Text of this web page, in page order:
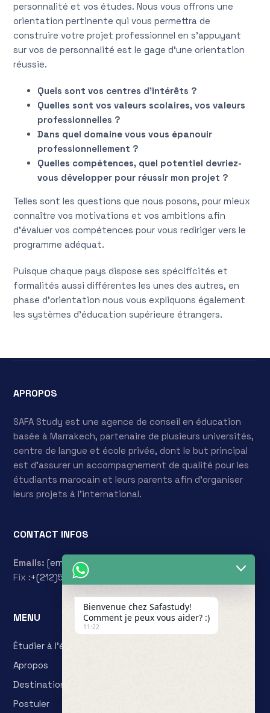
personnalité et vos études. Nous vous offrons une
orientation pertinente qui vous permettra de
construire votre projet professionnel en s’appuyant
sur vos de personnalité est le gage d’une orientation
réussie.
Quels sont vos centres d’intérêts ?
Quelles sont vos valeurs scolaires, vos valeurs
professionnelles ?
Dans quel domaine vous vous épanouir
professionnellement ?
Quelles compétences, quel potentiel devriez-
vous développer pour réussir mon projet ?
Telles sont les questions que nous posons, pour mieux
connaître vos motivations et vos ambitions afin
d’évaluer vos compétences pour vous rediriger vers le
programme adéquat.
Puisque chaque pays dispose ses spécificités et
formalités aussi différentes les unes des autres, en
phase d’orientation nous vous expliquons également
les systèmes d’éducation supérieure étrangers.
APROPOS
SAFA Study est une agence de conseil en éducation
basée à Marrakech, partenaire de plusieurs universités,
centre de langue et école privée, dont le but principal
est d’assurer un accompagnement de qualité pour les
étudiants marocain et leurs parents afin d’organiser
leurs projets à l’international.
CONTACT INFOS
Emails: [email protected]
Télephone:
Fix :+(212)524 331 570
MENU
Étudier à l’étranger
Apropos
Destinations
Postuler
Bienvenue chez Safastudy!
Comment je peux vous aider? :)
11:22